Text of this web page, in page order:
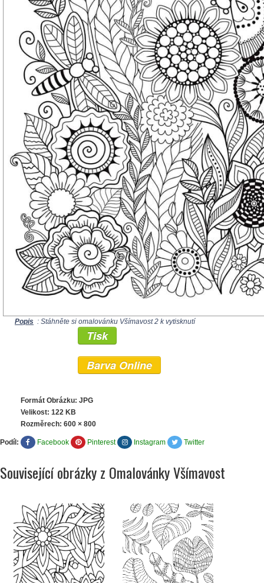
Popis : Stáhněte si omalovánku Všímavost 2 k vytisknutí
Tisk
Barva Online
Formát Obrázku: JPG
Velikost: 122 KB
Rozměrech: 600 × 800
Podíl: Facebook Pinterest Instagram Twitter
Související obrázky z Omalovánky Všímavost